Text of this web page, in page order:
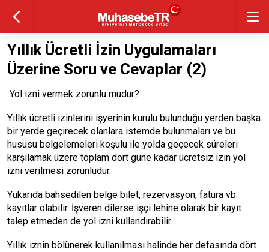
Yıllık Ücretli İzin Uygulamaları
Üzerine Soru ve Cevaplar (2)
Yol izni vermek zorunlu mudur?
Yıllık ücretli izinlerini işyerinin kurulu bulunduğu yerden başka
bir yerde geçirecek olanlara istemde bulunmaları ve bu
hususu belgelemeleri koşulu ile yolda geçecek süreleri
karşılamak üzere toplam dört güne kadar ücretsiz izin yol
izni verilmesi zorunludur.
Yukarıda bahsedilen belge bilet, rezervasyon, fatura vb.
kayıtlar olabilir. İşveren dilerse işçi lehine olarak bir kayıt
talep etmeden de yol izni kullandırabilir.
Yıllık iznin bölünerek kullanılması halinde her defasında dört